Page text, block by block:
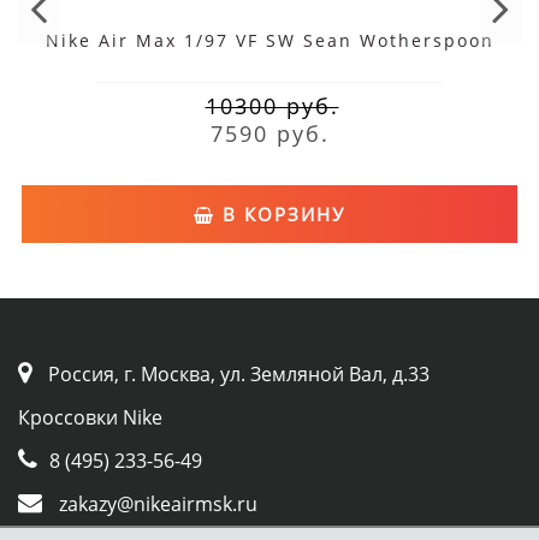
Nike Air Max 1/97 VF SW Sean Wotherspoon
10300 руб.
7590 руб.
В КОРЗИНУ
Россия, г. Москва, ул. Земляной Вал, д.33
Кроссовки Nike
8 (495) 233-56-49
zakazy@nikeairmsk.ru